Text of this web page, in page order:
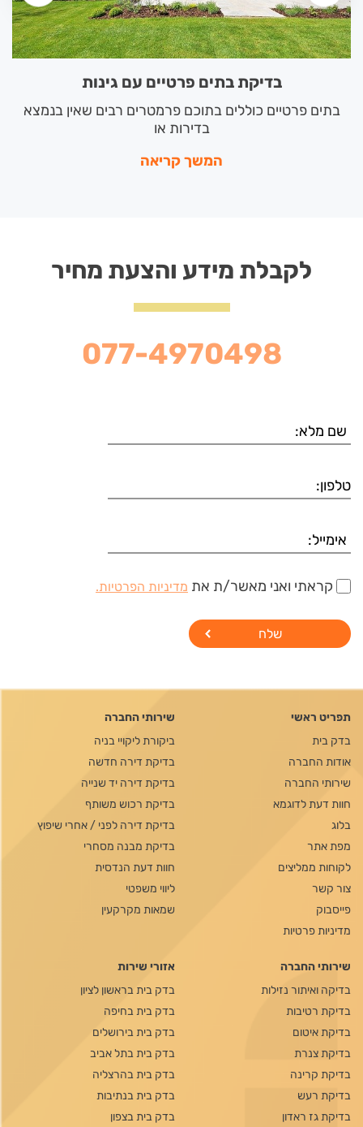
בדיקת בתים פרטיים עם גינות
בתים פרטיים כוללים בתוכם פרמטרים רבים שאין בנמצא
בדירות או
המשך קריאה
לקבלת מידע והצעת מחיר
077-4970498
קראתי ואני מאשר/ת את מדיניות הפרטיות.
תפריט ראשי
בדק בית
אודות החברה
שירותי החברה
חוות דעת לדוגמא
בלוג
מפת אתר
לקוחות ממליצים
צור קשר
פייסבוק
מדיניות פרטיות
שירותי החברה
ביקורת ליקויי בניה
בדיקת דירה חדשה
בדיקת דירה יד שנייה
בדיקת רכוש משותף
בדיקת דירה לפני / אחרי שיפוץ
בדיקת מבנה מסחרי
חוות דעת הנדסית
ליווי משפטי
שמאות מקרקעין
שירותי החברה
בדיקה ואיתור נזילות
בדיקת רטיבות
בדיקת איטום
בדיקת צנרת
בדיקת קרינה
בדיקת רעש
בדיקת גז ראדון
אזורי שירות
בדק בית בראשון לציון
בדק בית בחיפה
בדק בית בירושלים
בדק בית בתל אביב
בדק בית בהרצליה
בדק בית בנתיבות
בדק בית בצפון